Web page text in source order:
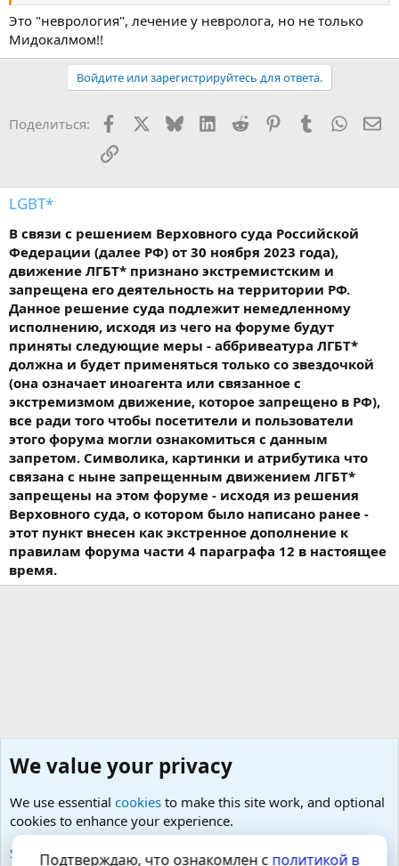
Это "неврология", лечение у невролога, но не только
Мидокалмом!!
Войдите или зарегистрируйтесь для ответа.
Поделиться: Facebook BlueskyLinkedIn
Reddit PinterestTumblr
Ссылка
LGBT*
В связи с решением Верховного суда Российской
Федерации (далее РФ) от 30 ноября 2023 года),
движение ЛГБТ* признано экстремистским и
запрещена его деятельность на территории РФ.
Данное решение суда подлежит немедленному
исполнению, исходя из чего на форуме будут
приняты следующие меры - аббривеатура ЛГБТ*
должна и будет применяться только со звездочкой
(она означает иноагента или связанное с
экстремизмом движение, которое запрещено в РФ),
все ради того чтобы посетители и пользователи
этого форума могли ознакомиться с данным
запретом. Символика, картинки и атрибутика что
связана с ныне запрещенным движением ЛГБТ*
запрещены на этом форуме - исходя из решения
Верховного суда, о котором было написано ранее -
этот пункт внесен как экстренное дополнение к
правилам форума части 4 параграфа 12 в настоящее
время.
Любые вопросы от Гостей - анонимно
We value your privacy
We use essential cookies to make this site work, and optional
cookies to enhance your experience.
See further information and configure your preferences
Подтверждаю, что ознакомлен с политикой в